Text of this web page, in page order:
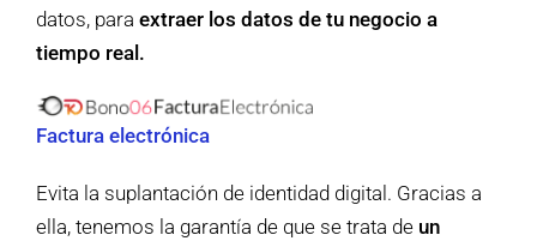
datos, para extraer los datos de tu negocio a
tiempo real.
Factura electrónica
Evita la suplantación de identidad digital. Gracias a
ella, tenemos la garantía de que se trata de un